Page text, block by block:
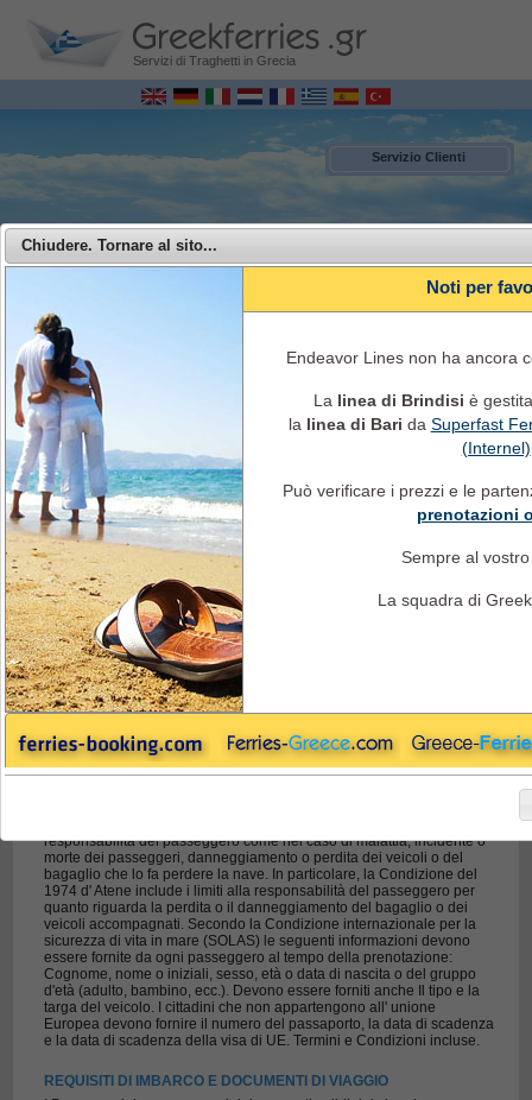
Servizi di Traghetti in Grecia
Servizio Clienti
MENU
Endeavor Ferries - Viaggi con la Endeavor Ferries dall' Italia alla Grecia
Endeavor Ferries - Condizioni Generali
Condizioni Generali e Informazioni
CONDIZIONI PER VEICOLI
• La Condizione d' Atene del 1974 per il trasporto via mare dei
passeggeri e i loro bagagli.
• Il Codice Greco Marittimo privato.
responsabilità del passeggero come nel caso di malattia, incidente o
morte dei passeggeri, danneggiamento o perdita dei veicoli o del
bagaglio che lo fa perdere la nave. In particolare, la Condizione del
1974 d' Atene include i limiti alla responsabilità del passeggero per
quanto riguarda la perdita o il danneggiamento del bagaglio o dei
veicoli accompagnati. Secondo la Condizione internazionale per la
sicurezza di vita in mare (SOLAS) le seguenti informazioni devono
essere fornite da ogni passeggero al tempo della prenotazione:
Cognome, nome o iniziali, sesso, età o data di nascita o del gruppo
d'età (adulto, bambino, ecc.). Devono essere forniti anche Il tipo e la
targa del veicolo. I cittadini che non appartengono all' unione
Europea devono fornire il numero del passaporto, la data di scadenza
e la data di scadenza della visa di UE. Termini e Condizioni incluse.
REQUISITI DI IMBARCO E DOCUMENTI DI VIAGGIO
Chiudere. Tornare al sito...
Noti per
Endeavor Lines non ha ancora
La linea di Brindisi è
la linea di Bari da Superfast
(Internel)
Può verificare i prezzi e le
prenotazioni
Sempre al
La squadra di